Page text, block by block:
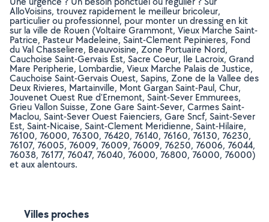
AlloVoisins, trouvez rapidement le meilleur bricoleur,
particulier ou professionnel, pour monter un dressing en kit
sur la ville de Rouen (Voltaire Grammont, Vieux Marche Saint-
Patrice, Pasteur Madeleine, Saint-Clement Pepinieres, Fond
du Val Chasseliere, Beauvoisine, Zone Portuaire Nord,
Cauchoise Saint-Gervais Est, Sacre Coeur, Ile Lacroix, Grand
Mare Peripherie, Lombardie, Vieux Marche Palais de Justice,
Cauchoise Saint-Gervais Ouest, Sapins, Zone de la Vallee des
Deux Rivieres, Martainville, Mont Gargan Saint-Paul, Chur,
Jouvenet Ouest Rue d'Ernemont, Saint-Sever Emmurees,
Grieu Vallon Suisse, Zone Gare Saint-Sever, Carmes Saint-
Maclou, Saint-Sever Ouest Faienciers, Gare Sncf, Saint-Sever
Est, Saint-Nicaise, Saint-Clement Meridienne, Saint-Hilaire,
76100, 76000, 76300, 76420, 76140, 76160, 76130, 76230,
76107, 76005, 76009, 76009, 76009, 76250, 76006, 76044,
76038, 76177, 76047, 76040, 76000, 76800, 76000, 76000)
et aux alentours.
Villes proches